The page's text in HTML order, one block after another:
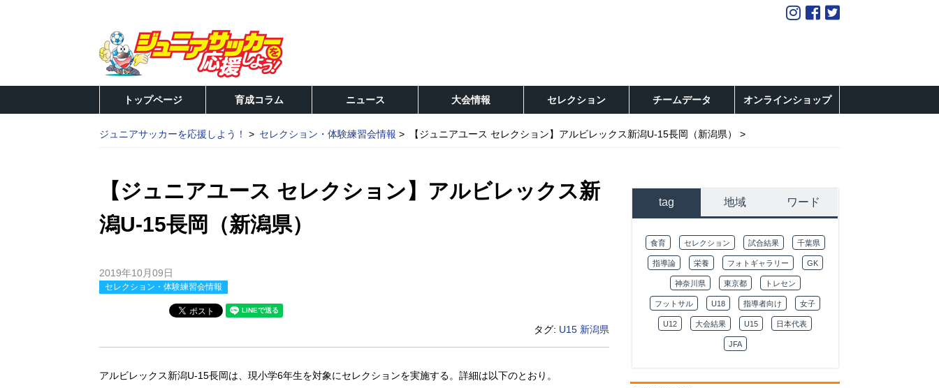
トップページ 育成コラム ニュース 大会情報 セレクション チームデータ オンラインショップ
ジュニアサッカーを応援しよう！ セレクション・体験練習会情報 【ジュニアユース セレクション】アルビレックス新潟U-15長岡（新潟県）
【ジュニアユース セレクション】アルビレックス新
潟U-15長岡（新潟県）
2019年10月09日
セレクション・体験練習会情報
タグ: U15 新潟県
アルビレックス新潟U-15長岡は、現小学6年生を対象にセレクションを実施する。詳細は以下のとおり。
tag 地域 ワード
食育 セレクション 試合結果 千葉県
指導論 栄養 フォトギャラリー GK
神奈川県 東京都 トレセン
フットサル U18 指導者向け 女子
U12 大会結果 U15 日本代表
JFA